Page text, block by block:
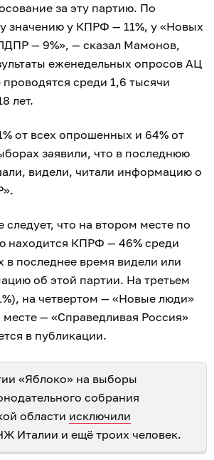
за эту партию. По
значению у КПРФ — 11%, у «Новых
— 9%», — сказал Мамонов,
еженедельных опросов АЦ
среди 1,6 тысячи
лет.
от всех опрошенных и 64% от
заявили, что в последнюю
видели, читали информацию о
следует, что на втором месте по
находится КПРФ — 46% среди
в последнее время видели или
об этой партии. На третьем
на четвертом — «Новые люди»
месте — «Справедливая Россия»
в публикации.
«Яблоко» на выборы
собрания
области исключили
Италии и ещё троих человек.